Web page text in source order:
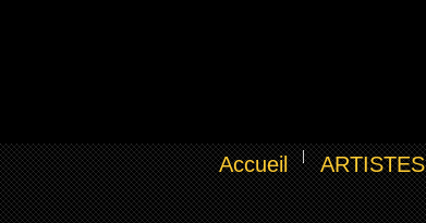
Accueil ARTISTES